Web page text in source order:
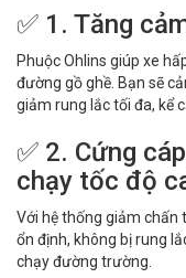
✅ 1. Tăng
Phuộc Ohlins giúp xe
đường gồ ghề. Bạn sẽ
giảm rung lắc tối đa, kể
✅ 2. Cứng
chạy tốc độ
Với hệ thống giảm chấn
ổn định, không bị rung
chạy đường trường.